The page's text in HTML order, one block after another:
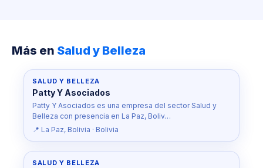
Más en Salud y Belleza
SALUD Y BELLEZA
Patty Y Asociados
Patty Y Asociados es una empresa del sector Salud y
Belleza con presencia en La Paz, Boliv…
📍 La Paz, Bolivia · Bolivia
SALUD Y BELLEZA